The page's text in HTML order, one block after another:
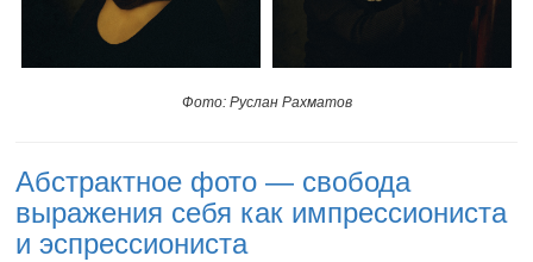
Фото: Руслан Рахматов
Абстрактное фото — свобода
выражения себя как импрессиониста
и эспрессиониста